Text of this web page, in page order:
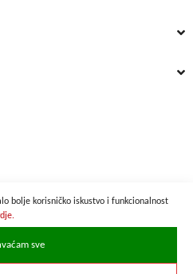
bolje korisničko iskustvo i funkcionalnost
sve